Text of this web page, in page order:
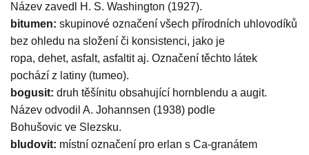
Název zavedl H. S. Washington (1927).
bitumen: skupinové označení všech přírodních uhlovodíků
bez ohledu na složení či konsistenci, jako je
ropa, dehet, asfalt, asfaltit aj. Označení těchto látek
pochází z latiny (tumeo).
bogusit: druh těšínitu obsahující hornblendu a augit.
Název odvodil A. Johannsen (1938) podle
Bohušovic ve Slezsku.
bludovit: místní označení pro erlan s Ca-granátem